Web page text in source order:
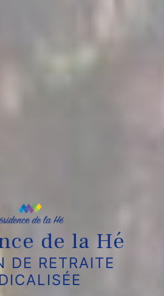
de la Hé
DE RETRAITE